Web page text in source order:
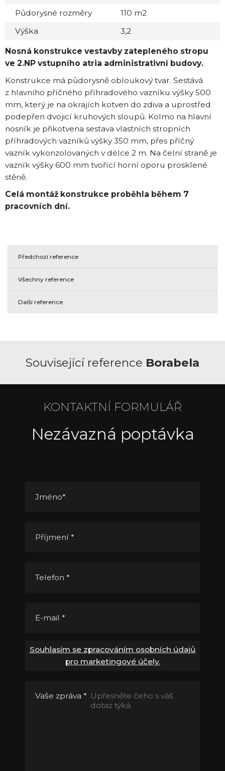
Půdorysné rozměry
110 m2
Výška
3,2
Nosná konstrukce vestavby zatepleného stropu
ve 2.NP vstupního atria administrativní budovy.
Konstrukce má půdorysně obloukový tvar. Sestává
z hlavního příčného příhradového vazníku výšky 500
mm, který je na okrajích kotven do zdiva a uprostřed
podepřen dvojicí kruhových sloupů. Kolmo na hlavní
nosník je přikotvena sestava vlastních stropních
příhradových vazníků výšky 350 mm, přes příčný
vazník vykonzolovaných v délce 2 m. Na čelní straně je
vazník výšky 600 mm tvořící horní oporu prosklené
stěně.
Celá montáž konstrukce proběhla během 7
pracovních dní.
Předchozí reference
Všechny reference
Další reference
Související reference Borabela
KONTAKTNÍ FORMULÁŘ
Nezávazná poptávka
Jméno*
Příjmení *
Telefon *
E-mail *
Souhlasím se zpracováním osobních údajů
pro marketingové účely.
Vaše zpráva *